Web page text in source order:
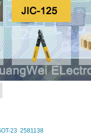
23 2581138